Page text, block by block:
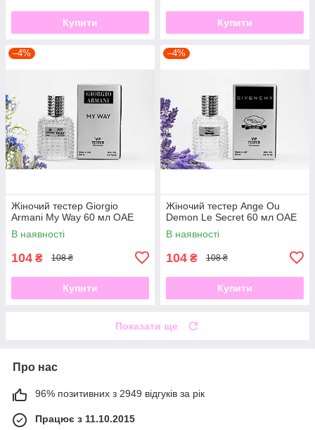
Купити Купити
–4%
Жіночий тестер Giorgio
Armani My Way 60 мл ОАЕ
В наявності
104 ₴ 108 ₴
Купити
–4%
Жіночий тестер Ange Ou
Demon Le Secret 60 мл ОАЕ
В наявності
104 ₴ 108 ₴
Купити
Показати ще
Про нас
96% позитивних з 2949 відгуків за рік
Працює з 11.10.2015